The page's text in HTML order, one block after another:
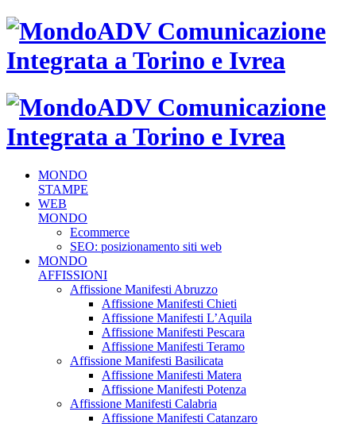
MONDO
STAMPE
WEB
MONDO
Ecommerce
SEO: posizionamento siti web
MONDO
AFFISSIONI
Affissione Manifesti Abruzzo
Affissione Manifesti Chieti
Affissione Manifesti L’Aquila
Affissione Manifesti Pescara
Affissione Manifesti Teramo
Affissione Manifesti Basilicata
Affissione Manifesti Matera
Affissione Manifesti Potenza
Affissione Manifesti Calabria
Affissione Manifesti Catanzaro